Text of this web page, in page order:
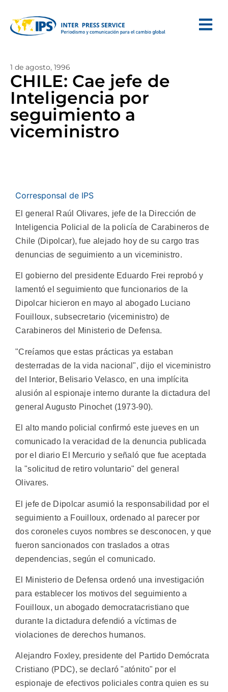
1 de agosto, 1996
CHILE: Cae jefe de
Inteligencia por
seguimiento a
viceministro
Corresponsal de IPS
El general Raúl Olivares, jefe de la Dirección de
Inteligencia Policial de la policía de Carabineros de
Chile (Dipolcar), fue alejado hoy de su cargo tras
denuncias de seguimiento a un viceministro.
El gobierno del presidente Eduardo Frei reprobó y
lamentó el seguimiento que funcionarios de la
Dipolcar hicieron en mayo al abogado Luciano
Fouilloux, subsecretario (viceministro) de
Carabineros del Ministerio de Defensa.
"Creíamos que estas prácticas ya estaban
desterradas de la vida nacional", dijo el viceministro
del Interior, Belisario Velasco, en una implícita
alusión al espionaje interno durante la dictadura del
general Augusto Pinochet (1973-90).
El alto mando policial confirmó este jueves en un
comunicado la veracidad de la denuncia publicada
por el diario El Mercurio y señaló que fue aceptada
la "solicitud de retiro voluntario" del general
Olivares.
El jefe de Dipolcar asumió la responsabilidad por el
seguimiento a Fouilloux, ordenado al parecer por
dos coroneles cuyos nombres se desconocen, y que
fueron sancionados con traslados a otras
dependencias, según el comunicado.
El Ministerio de Defensa ordenó una investigación
para establecer los motivos del seguimiento a
Fouilloux, un abogado democratacristiano que
durante la dictadura defendió a víctimas de
violaciones de derechos humanos.
Alejandro Foxley, presidente del Partido Demócrata
Cristiano (PDC), se declaró "atónito" por el
espionaje de efectivos policiales contra quien es su